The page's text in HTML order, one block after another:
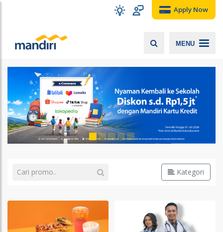
Apply Now
MENU
Kategori